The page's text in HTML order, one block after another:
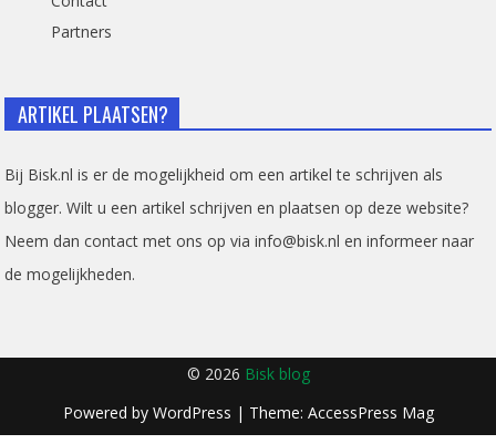
Partners
ARTIKEL PLAATSEN?
Bij Bisk.nl is er de mogelijkheid om een artikel te schrijven als
blogger. Wilt u een artikel schrijven en plaatsen op deze website?
Neem dan contact met ons op via info@bisk.nl en informeer naar
de mogelijkheden.
© 2026 Bisk blog
Powered by WordPress | Theme: AccessPress Mag